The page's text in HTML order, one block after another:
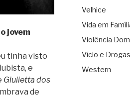
jovem
tinha visto
e
Giulietta dos
de
Velhice
Vida em
Violência
Vício e Drogas
Western